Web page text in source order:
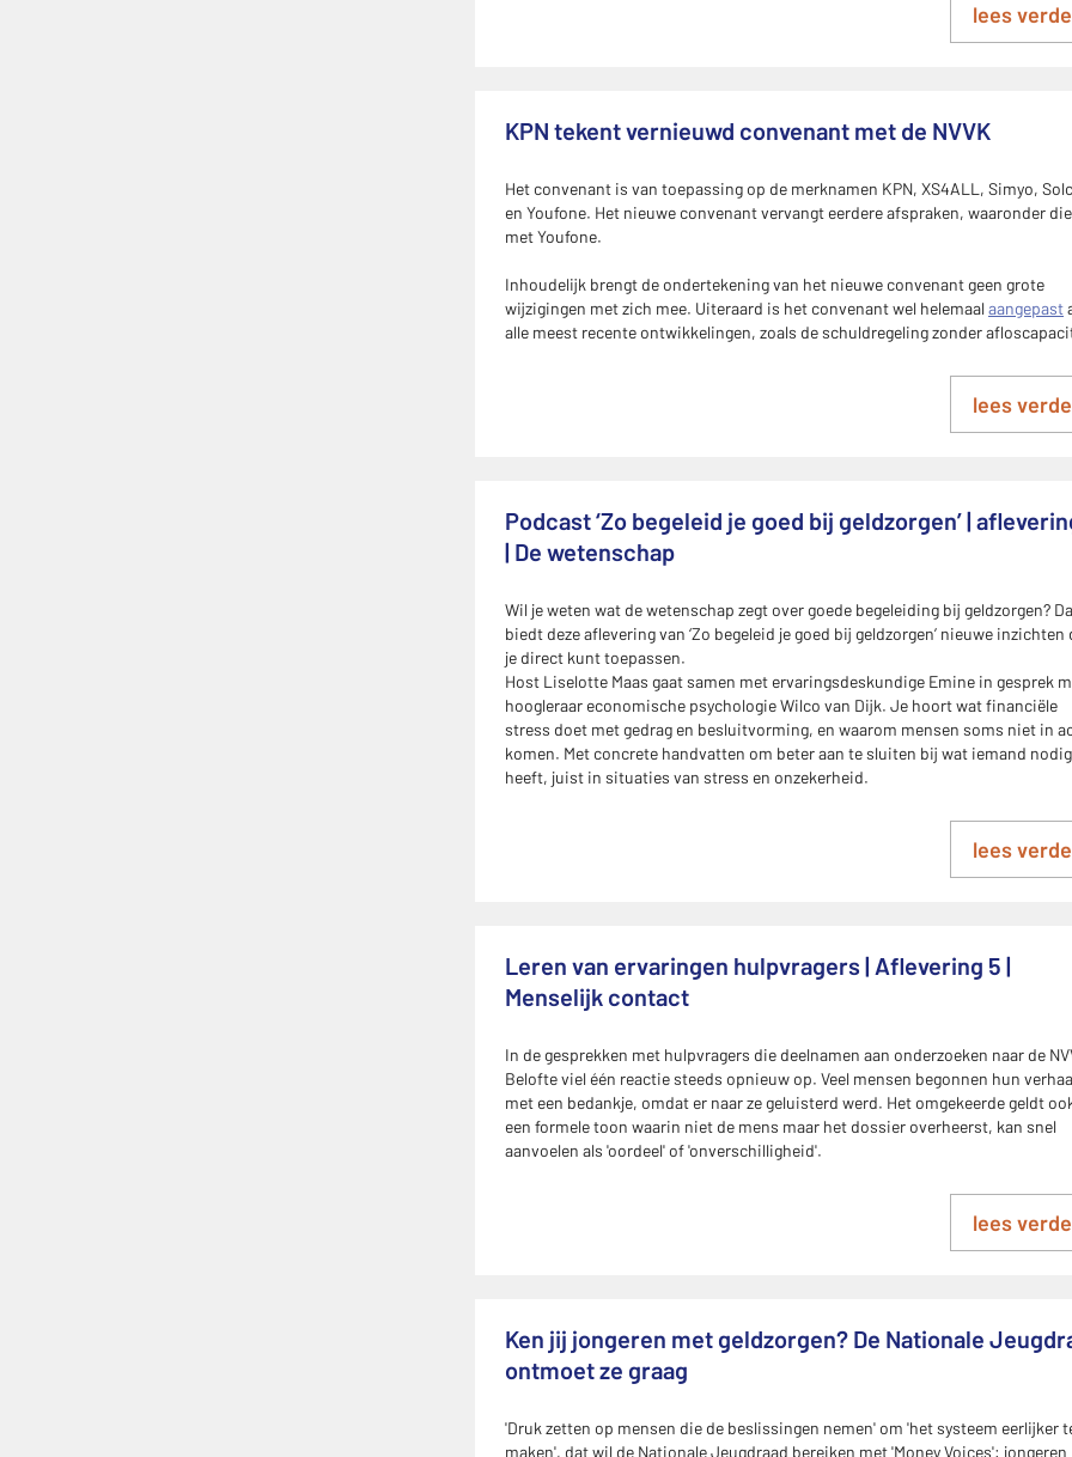
lees
KPN tekent vernieuwd convenant met de NVVK
Het convenant is van toepassing op de merknamen KPN, XS4ALL, Simyo,
en Youfone. Het nieuwe convenant vervangt eerdere afspraken, waaronder die
met Youfone.
Inhoudelijk brengt de ondertekening van het nieuwe convenant geen grote
wijzigingen met zich mee. Uiteraard is het convenant wel helemaalaangepast
alle meest recente ontwikkelingen, zoals de schuldregeling zonder
lees
Podcast ‘Zo begeleid je goed bij geldzorgen’ |
| De wetenschap
Wil je weten wat de wetenschap zegt over goede begeleiding bij geldzorgen?
biedt deze aflevering van ‘Zo begeleid je goed bij geldzorgen’ nieuwe inzichten
je direct kunt toepassen.
Host Liselotte Maas gaat samen met ervaringsdeskundige Emine in gesprek
hoogleraar economische psychologie Wilco van Dijk. Je hoort wat financiële
stress doet met gedrag en besluitvorming, en waarom mensen soms niet in
komen. Met concrete handvatten om beter aan te sluiten bij wat iemand nodig
heeft, juist in situaties van stress en onzekerheid.
lees
Leren van ervaringen hulpvragers | Aflevering 5 |
Menselijk contact
In de gesprekken met hulpvragers die deelnamen aan onderzoeken naar de
Belofte viel één reactie steeds opnieuw op. Veel mensen begonnen hun
met een bedankje, omdat er naar ze geluisterd werd. Het omgekeerde geldt
een formele toon waarin niet de mens maar het dossier overheerst, kan snel
aanvoelen als 'oordeel' of 'onverschilligheid'.
lees
Ken jij jongeren met geldzorgen? De Nationale
ontmoet ze graag
'Druk zetten op mensen die de beslissingen nemen' om 'het systeem eerlijker
maken', dat wil de Nationale Jeugdraad bereiken met 'Money Voices': jongeren